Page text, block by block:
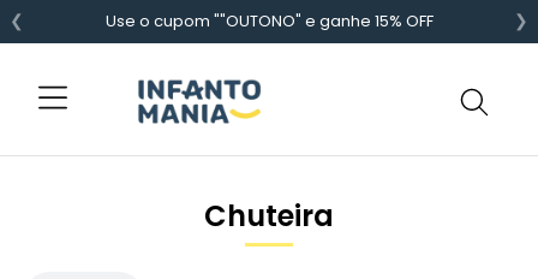
Use o cupom ""OUTONO" e ganhe 15% OFF
❮ ❯
Chuteira